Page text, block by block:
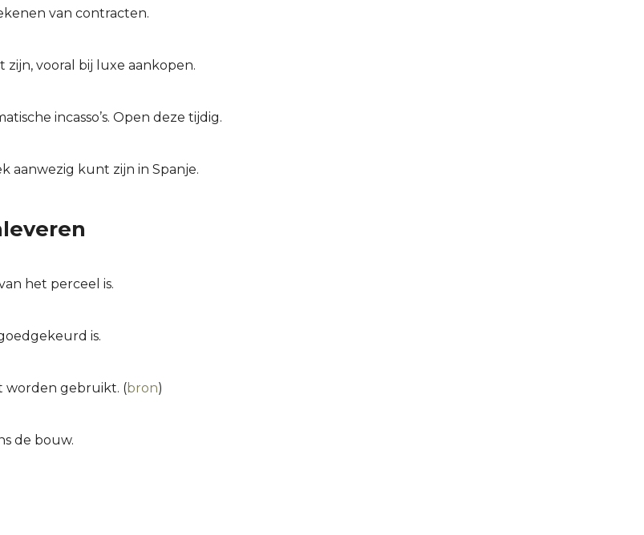
van contracten.
vooral bij luxe aankopen.
incasso’s. Open deze tijdig.
aanwezig kunt zijn in Spanje.
het perceel is.
is.
worden gebruikt. (bron)
de bouw.